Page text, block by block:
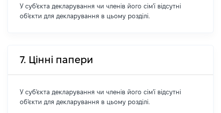
У суб'єкта декларування чи членів його сім'ї відсутні
об'єкти для декларування в цьому розділі.
7. Цінні папери
У суб'єкта декларування чи членів його сім'ї відсутні
об'єкти для декларування в цьому розділі.